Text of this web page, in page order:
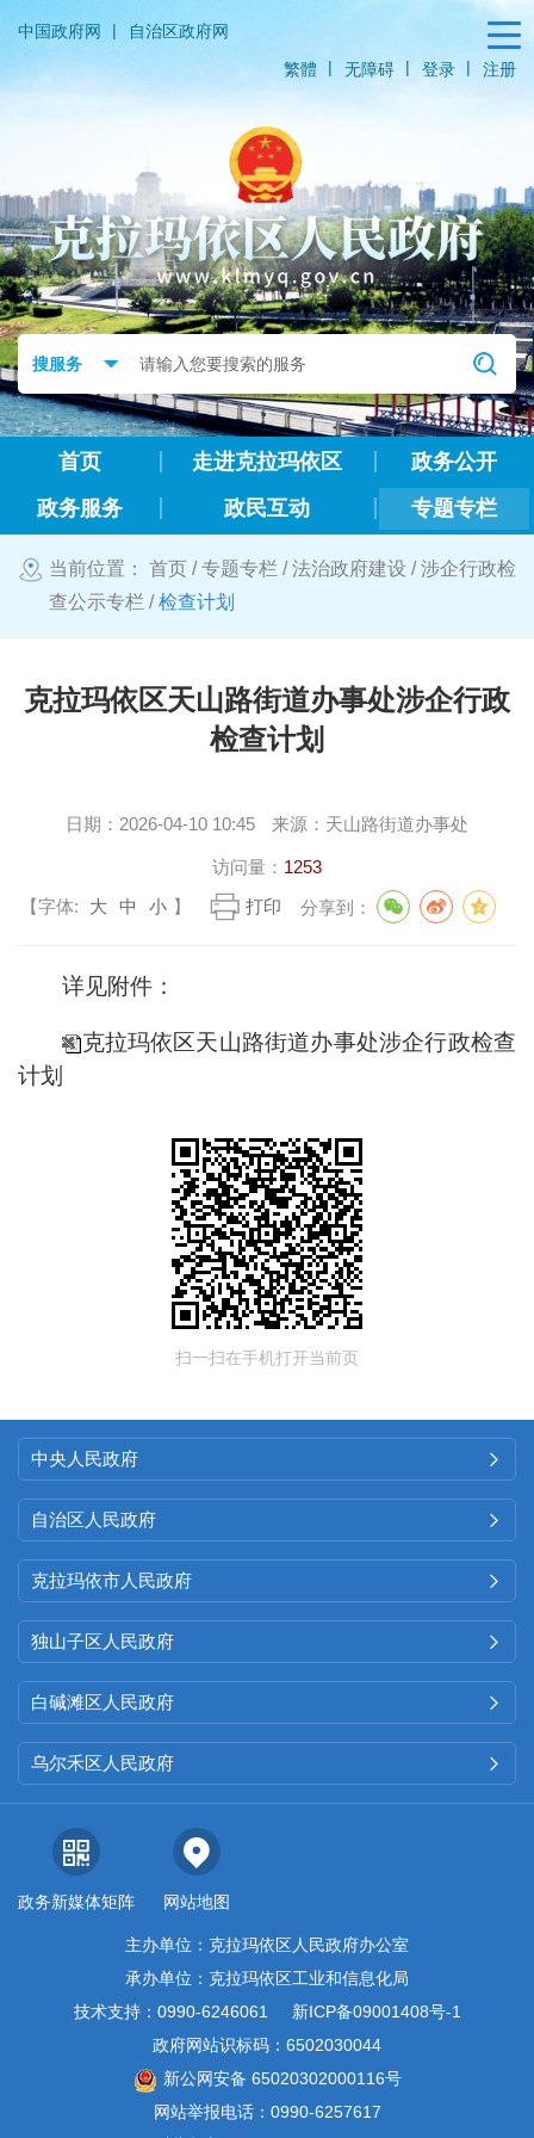
中国政府网 |
自治区政府网
繁體
| 无障碍 | 登录 | 注册
首页 走进克拉玛依区
政务公开
政务服务
政民互动 专题专栏
当前位置： 首页 /专题专栏 /法治政府建设 /涉企行政检
查公示专栏 /检查计划
克拉玛依区天山路街道办事处涉企行政
检查计划
日期： 2026-04-10 10:45 来源： 天山路街道办事处
访问量： 1253
【字体:
大 中 小 】 打印 分享到：
详见附件：
克拉玛依区天山路街道办事处涉企行政检查
计划
扫一扫在手机打开当前页
中央人民政府 
自治区人民政府 
克拉玛依市人民政府 
独山子区人民政府 
白碱滩区人民政府 
乌尔禾区人民政府 
政务新媒体矩阵 网站地图
主办单位：克拉玛依区人民政府办公室
承办单位：克拉玛依区工业和信息化局
技术支持：0990-6246061
新ICP备09001408号-1
政府网站识标码：6502030044
新公网安备 65020302000116号
网站举报电话：0990-6257617